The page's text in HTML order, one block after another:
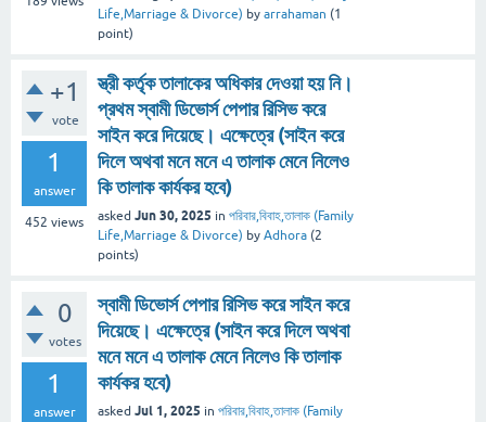
Life,Marriage & Divorce) by arrahaman (1
point)
+1
vote
1
answer
452 views
স্ত্রী কর্তৃক তালাকের অধিকার দেওয়া হয় নি।
প্রথম স্বামী ডিভোর্স পেপার রিসিভ করে
সাইন করে দিয়েছে। এক্ষেত্রে (সাইন করে
দিলে অথবা মনে মনে এ তালাক মেনে নিলেও
কি তালাক কার্যকর হবে)
asked Jun 30, 2025 in পরিবার,বিবাহ,তালাক (Family
Life,Marriage & Divorce) by Adhora (2
points)
0
votes
1
answer
স্বামী ডিভোর্স পেপার রিসিভ করে সাইন করে
দিয়েছে। এক্ষেত্রে (সাইন করে দিলে অথবা
মনে মনে এ তালাক মেনে নিলেও কি তালাক
কার্যকর হবে)
asked Jul 1, 2025 in পরিবার,বিবাহ,তালাক (Family